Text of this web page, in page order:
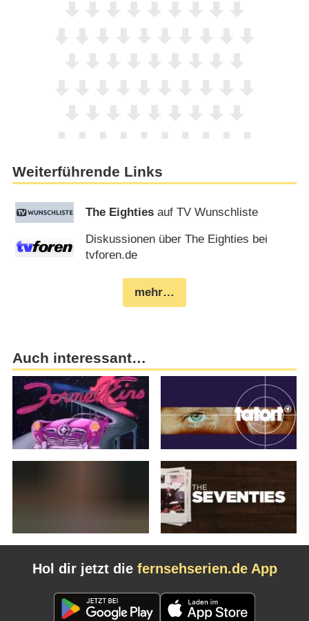
Weiterführende Links
The Eighties auf TV Wunschliste
Diskussionen über The Eighties bei
tvforen.de
mehr…
Auch interessant…
Hol dir jetzt die fernsehserien.de App